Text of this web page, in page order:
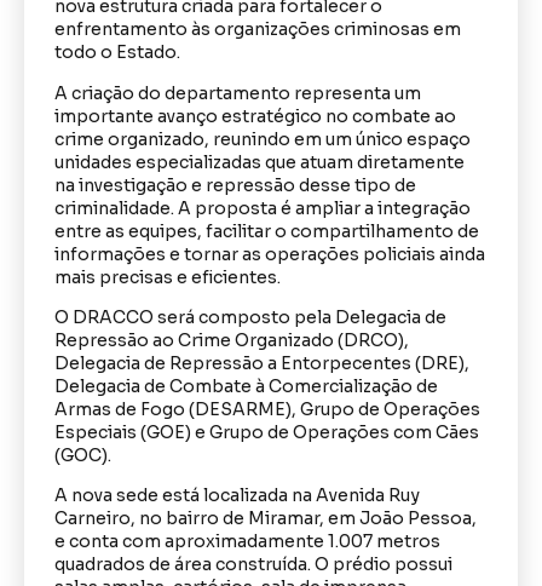
nova estrutura criada para fortalecer o
enfrentamento às organizações criminosas em
todo o Estado.
A criação do departamento representa um
importante avanço estratégico no combate ao
crime organizado, reunindo em um único espaço
unidades especializadas que atuam diretamente
na investigação e repressão desse tipo de
criminalidade. A proposta é ampliar a integração
entre as equipes, facilitar o compartilhamento de
informações e tornar as operações policiais ainda
mais precisas e eficientes.
O DRACCO será composto pela Delegacia de
Repressão ao Crime Organizado (DRCO),
Delegacia de Repressão a Entorpecentes (DRE),
Delegacia de Combate à Comercialização de
Armas de Fogo (DESARME), Grupo de Operações
Especiais (GOE) e Grupo de Operações com Cães
(GOC).
A nova sede está localizada na Avenida Ruy
Carneiro, no bairro de Miramar, em João Pessoa,
e conta com aproximadamente 1.007 metros
quadrados de área construída. O prédio possui